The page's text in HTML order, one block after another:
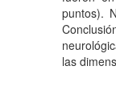
puntos).
las